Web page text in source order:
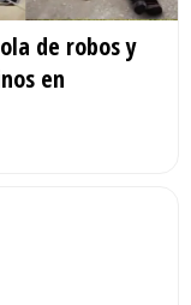
de robos y
en